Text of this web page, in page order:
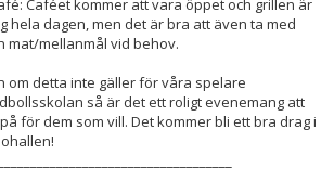
Caféet kommer att vara öppet och grillen är
hela dagen, men det är bra att även ta med
mat/mellanmål vid behov.
om detta inte gäller för våra spelare
så är det ett roligt evenemang att
för dem som vill. Det kommer bli ett bra drag i